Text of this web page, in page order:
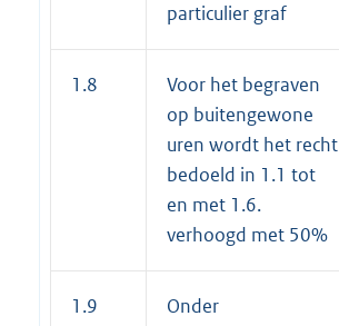
particulier graf
1.8
Voor het begraven
op buitengewone
uren wordt het recht
bedoeld in 1.1 tot
en met 1.6.
verhoogd met 50%
1.9
Onder